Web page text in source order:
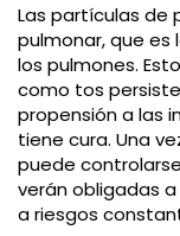
Las partículas de
pulmonar, que
los pulmones.
como tos
propensión a las
tiene cura. Una
puede
verán obligadas
a riesgos